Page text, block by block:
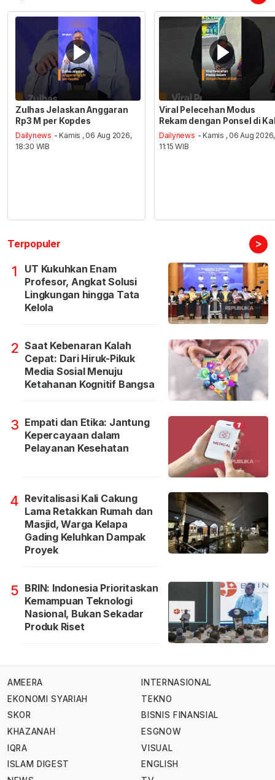
Zulhas Jelaskan Anggaran
Rp3 M per Kopdes
Dailynews - Kamis , 06 Aug 2026,
18:30 WIB
Viral Pelecehan Modus
Rekam dengan Ponsel di
Dailynews - Kamis , 06 Aug 2026,
11:15 WIB
Terpopuler >
1
UT Kukuhkan Enam
Profesor, Angkat Solusi
Lingkungan hingga Tata
Kelola
2 Saat Kebenaran Kalah
Cepat: Dari Hiruk-Pikuk
Media Sosial Menuju
Ketahanan Kognitif Bangsa
3 Empati dan Etika: Jantung
Kepercayaan dalam
Pelayanan Kesehatan
4 Revitalisasi Kali Cakung
Lama Retakkan Rumah dan
Masjid, Warga Kelapa
Gading Keluhkan Dampak
Proyek
5 BRIN: Indonesia Prioritaskan
Kemampuan Teknologi
Nasional, Bukan Sekadar
Produk Riset
AMEERA
EKONOMI SYARIAH
SKOR
KHAZANAH
IQRA
ISLAM DIGEST
INTERNASIONAL
TEKNO
BISNIS FINANSIAL
ESGNOW
VISUAL
ENGLISH